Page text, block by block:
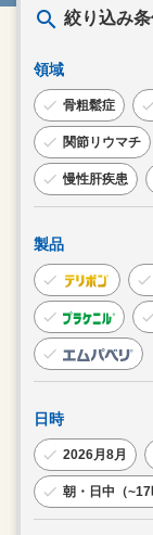
絞り込み
領域
骨粗鬆症
関節リウマチ
慢性肝疾患
製品
日時
2026月8月
朝・日中（~17